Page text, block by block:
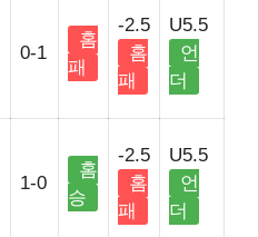
0-1
홈
패
-2.5
홈
패
U5.5
언
더
1-0
홈
승
-2.5
홈
패
U5.5
언
더